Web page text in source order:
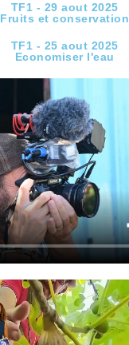
TF1 - 29 aout 2025
Fruits et conservation
TF1 - 25 aout 2025
Economiser l'eau